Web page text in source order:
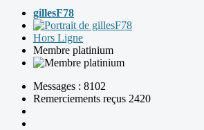
gillesF78
Hors Ligne
Membre platinium
Messages : 8102
Remerciements reçus 2420